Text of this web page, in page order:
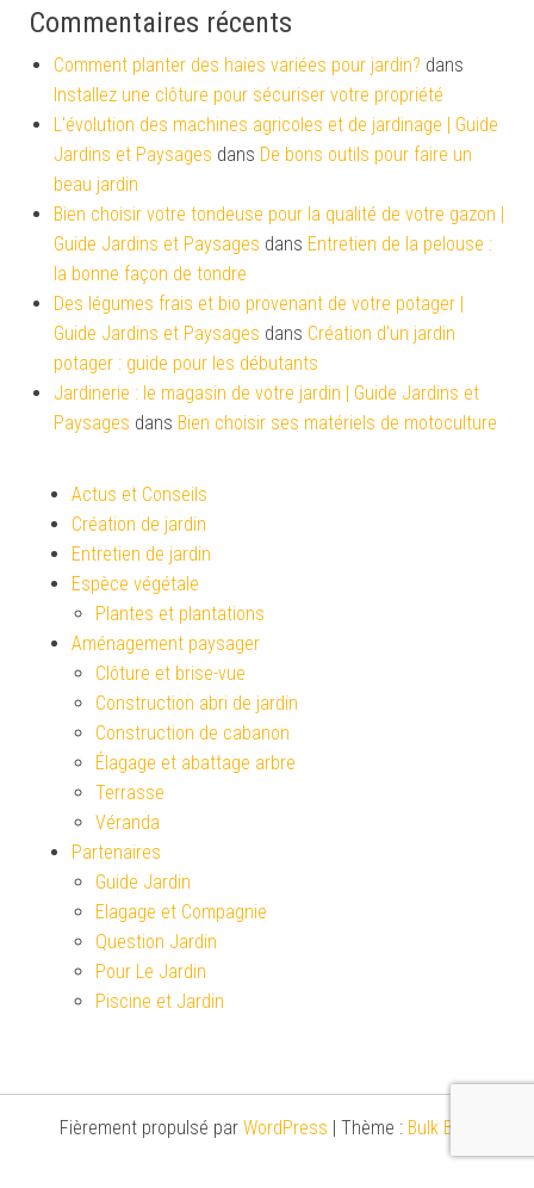
Commentaires récents
Comment planter des haies variées pour jardin? dans
Installez une clôture pour sécuriser votre propriété
L'évolution des machines agricoles et de jardinage | Guide
Jardins et Paysages dans De bons outils pour faire un
beau jardin
Bien choisir votre tondeuse pour la qualité de votre gazon |
Guide Jardins et Paysages dans Entretien de la pelouse :
la bonne façon de tondre
Des légumes frais et bio provenant de votre potager |
Guide Jardins et Paysages dans Création d’un jardin
potager : guide pour les débutants
Jardinerie : le magasin de votre jardin | Guide Jardins et
Paysages dans Bien choisir ses matériels de motoculture
Actus et Conseils
Création de jardin
Entretien de jardin
Espèce végétale
Plantes et plantations
Aménagement paysager
Clôture et brise-vue
Construction abri de jardin
Construction de cabanon
Élagage et abattage arbre
Terrasse
Véranda
Partenaires
Guide Jardin
Elagage et Compagnie
Question Jardin
Pour Le Jardin
Piscine et Jardin
Fièrement propulsé par WordPress | Thème : Bulk Blog